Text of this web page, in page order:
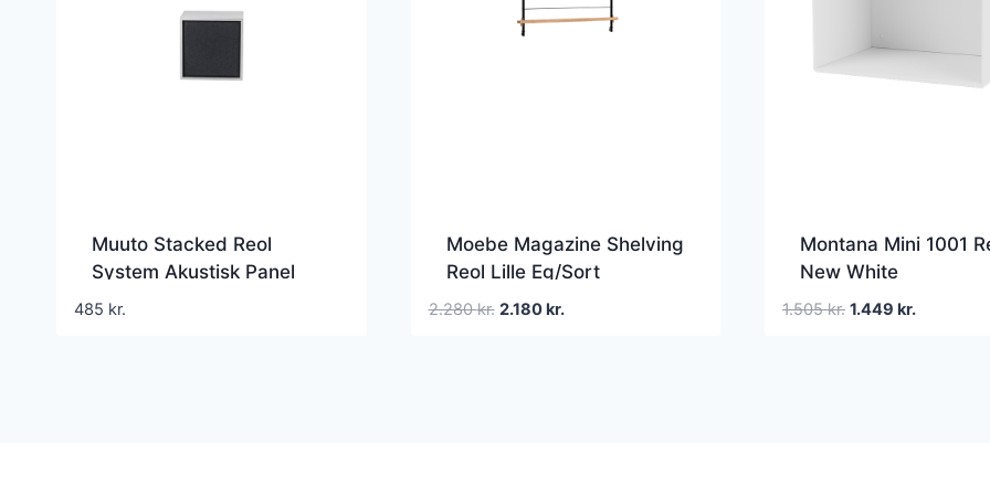
Muuto Stacked Reol
System Akustisk Panel
Mellem Sort Mélange
485 kr.
Moebe Magazine Shelving
Reol Lille Eg/Sort
2.280kr. Den
2.180kr.Den
Montana Mini 1001
New White
1.505kr. Den
1.449 kr.Den